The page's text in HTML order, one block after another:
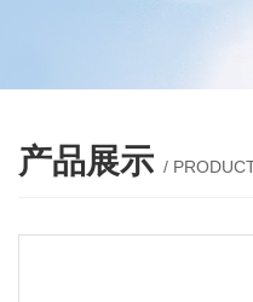
产品展示 /